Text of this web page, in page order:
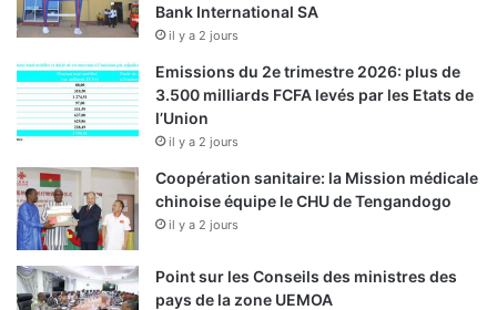
Bank International SA
il y a 2 jours
Emissions du 2e trimestre 2026: plus de
3.500 milliards FCFA levés par les Etats de
l’Union
il y a 2 jours
Coopération sanitaire: la Mission médicale
chinoise équipe le CHU de Tengandogo
il y a 2 jours
Point sur les Conseils des ministres des
pays de la zone UEMOA